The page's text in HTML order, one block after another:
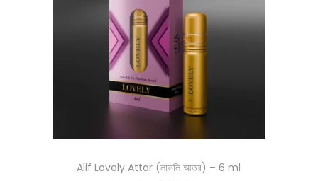
Alif Lovely Attar (লাভলি আতর) – 6 ml